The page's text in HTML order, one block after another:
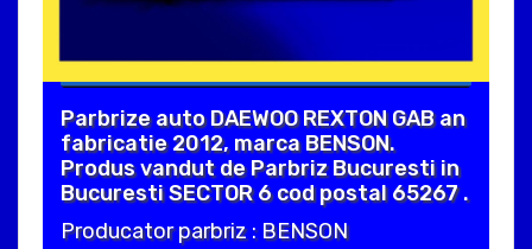
Parbrize auto DAEWOO REXTON GAB an
fabricatie 2012, marca BENSON.
Produs vandut de Parbriz Bucuresti in
Bucuresti SECTOR 6 cod postal 65267 .
Producator parbriz : BENSON